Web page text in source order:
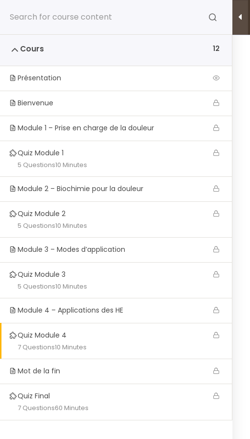
DOULEURS ET AROMATHÉRAPIE
Cours 12
Présentation
Bienvenue
Module 1 – Prise en charge de la douleur
Quiz Module 1
10 Minutes
5 Questions
Module 2 – Biochimie pour la douleur
Quiz Module 2
10 Minutes
5 Questions
Module 3 – Modes d’application
Quiz Module 3
10 Minutes
5 Questions
Module 4 – Applications des HE
Quiz Module 4
10 Minutes
7 Questions
Mot de la fin
Quiz Final
60 Minutes
7 Questions